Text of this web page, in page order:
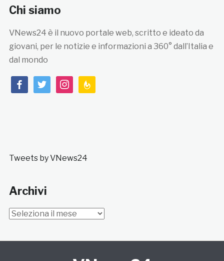
Chi siamo
VNews24 è il nuovo portale web, scritto e ideato da
giovani, per le notizie e informazioni a 360° dall’Italia e
dal mondo
facebooktwitterinstagramfeedburner
Tweets by VNews24
Archivi
Archivi